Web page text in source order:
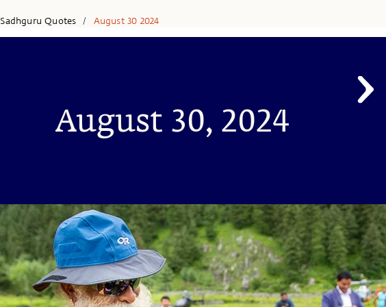
Sadhguru Quotes / August 30 2024
August 30, 2024